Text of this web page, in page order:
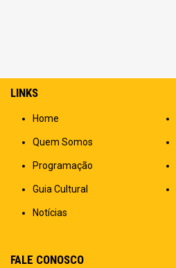
LINKS
Home
Quem Somos
Programação
Guia Cultural
Notícias
FALE CONOSCO